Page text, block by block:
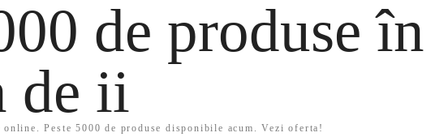
de produse în
de ii
Peste 5000 de produse disponibile acum. Vezi oferta!